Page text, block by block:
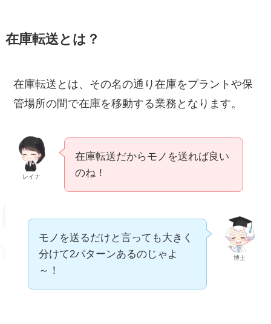
在庫転送とは？
在庫転送とは、その名の通り在庫をプラントや保
管場所の間で在庫を移動する業務となります。
レイナ
在庫転送だからモノを送れば良い
のね！
博士
モノを送るだけと言っても大きく
分けて2パターンあるのじゃよ
～！